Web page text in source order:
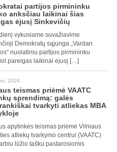
partijos pirmininku
anksčiau laikinai šias
ėjusį Sinkevičių
vykusiame suvažiavime
Demokratų sąjunga „Vardan
nuolatiniu partijos pirmininku
pareigas laikinai ėjusį […]
2026
teismas priėmė VAATC
sprendimą: galės
tvarkyti atliekas MBA
apylinkės teismas priėmė Vilniaus
atliekų tvarkymo centrui (VAATC)
lūžio tašku pastarosiomis